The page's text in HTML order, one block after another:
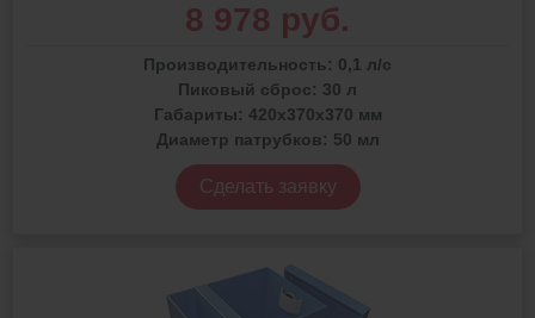
8 978 руб.
Производительность: 0,1 л/с
Пиковый сброс: 30 л
Габариты: 420x370x370 мм
Диаметр патрубков: 50 мл
Сделать заявку